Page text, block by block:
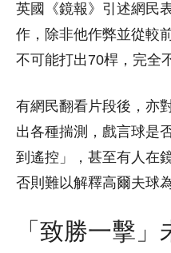
英國《鏡報》引述網民
作，除非他作弊並從較
不可能打出70桿，完全
有網民翻看片段後，亦
出各種揣測，戲言球是
到遙控」，甚至有人在
否則難以解釋高爾夫球
「致勝一擊